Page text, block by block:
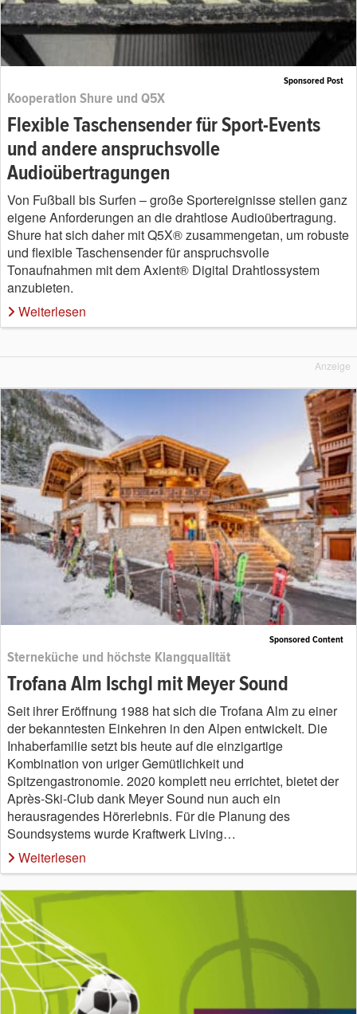
Sponsored Post
Kooperation Shure und Q5X
Flexible Taschensender für Sport-Events
und andere anspruchsvolle
Audioübertragungen
Von Fußball bis Surfen – große Sportereignisse stellen ganz
eigene Anforderungen an die drahtlose Audioübertragung.
Shure hat sich daher mit Q5X® zusammengetan, um robuste
und flexible Taschensender für anspruchsvolle
Tonaufnahmen mit dem Axient® Digital Drahtlossystem
anzubieten.
Weiterlesen
Anzeige
Sponsored Content
Sterneküche und höchste Klangqualität
Trofana Alm Ischgl mit Meyer Sound
Seit ihrer Eröffnung 1988 hat sich die Trofana Alm zu einer
der bekanntesten Einkehren in den Alpen entwickelt. Die
Inhaberfamilie setzt bis heute auf die einzigartige
Kombination von uriger Gemütlichkeit und
Spitzengastronomie. 2020 komplett neu errichtet, bietet der
Après-Ski-Club dank Meyer Sound nun auch ein
herausragendes Hörerlebnis. Für die Planung des
Soundsystems wurde Kraftwerk Living…
Weiterlesen